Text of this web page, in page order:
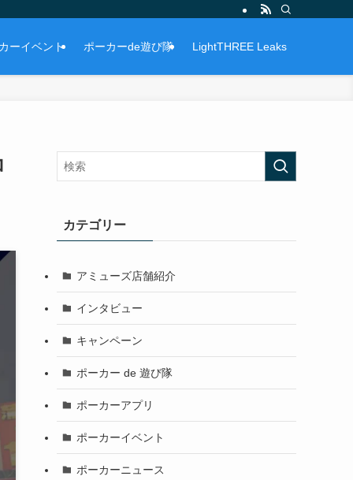
ーイベント ポーカーde遊び隊 LightTHREE Leaks
カテゴリー
アミューズ店舗紹介
インタビュー
キャンペーン
ポーカー de 遊び隊
ポーカーアプリ
ポーカーイベント
ポーカーニュース